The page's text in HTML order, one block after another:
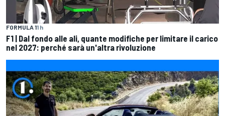
FORMULA 11 h
F1 | Dal fondo alle ali, quante modifiche per limitare il carico
nel 2027: perché sarà un'altra rivoluzione